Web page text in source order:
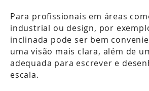
Para profissionais em áreas
industrial ou design, por
inclinada pode ser bem
uma visão mais clara, além de
adequada para escrever e
escala.